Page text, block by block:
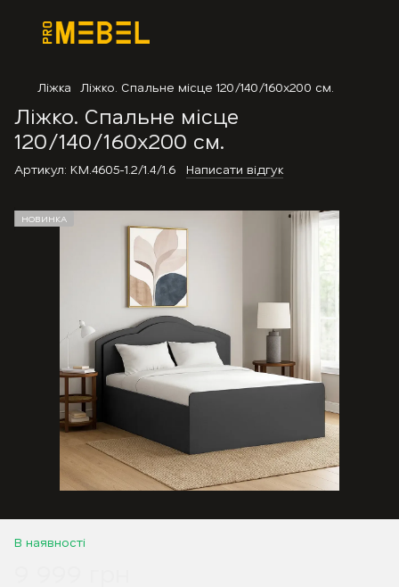
Ліжка Ліжко. Спальне місце 120/140/160х200 см.
Ліжко. Спальне місце
120/140/160х200 см.
Артикул: KM.4605-1.2/1.4/1.6 Написати відгук
НОВИНКА
В наявності